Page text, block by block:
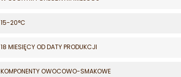
15-20°C
18 MIESIĘCY OD DATY PRODUKCJI
KOMPONENTY OWOCOWO-SMAKOWE